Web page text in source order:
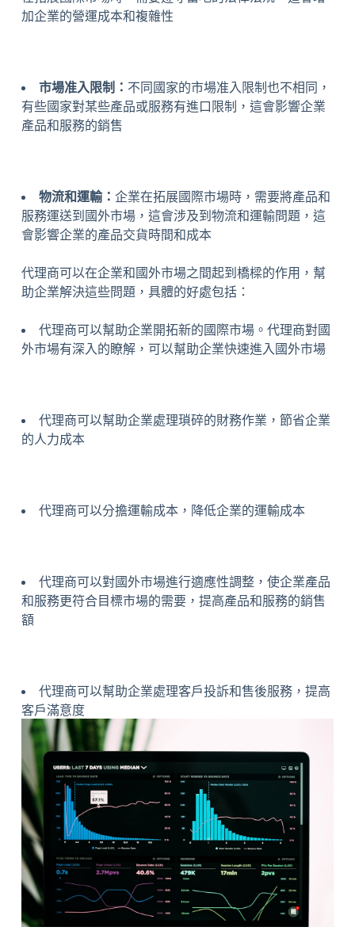
加企業的營運成本和複雜性
市場准入限制： 不同國家的市場准入限制也不相同，
有些國家對某些產品或服務有進口限制，這會影響企業
產品和服務的銷售
物流和運輸： 企業在拓展國際市場時，需要將產品和
服務運送到國外市場，這會涉及到物流和運輸問題，這
會影響企業的產品交貨時間和成本
代理商可以在企業和國外市場之間起到橋樑的作用，幫
助企業解決這些問題，具體的好處包括：
代理商可以幫助企業開拓新的國際市場。代理商對國
外市場有深入的瞭解，可以幫助企業快速進入國外市場
代理商可以幫助企業處理瑣碎的財務作業，節省企業
的人力成本
代理商可以分擔運輸成本，降低企業的運輸成本
代理商可以對國外市場進行適應性調整，使企業產品
和服務更符合目標市場的需要，提高產品和服務的銷售
額
代理商可以幫助企業處理客戶投訴和售後服務，提高
客戶滿意度